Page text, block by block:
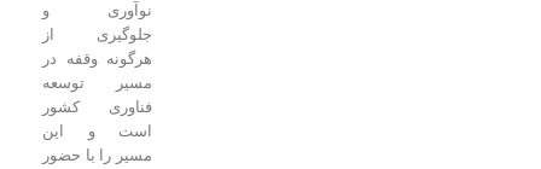
نوآوری و
جلوگیری از
هرگونه وقفه در
مسیر توسعه
فناوری کشور
است و این
مسیر را با حضور